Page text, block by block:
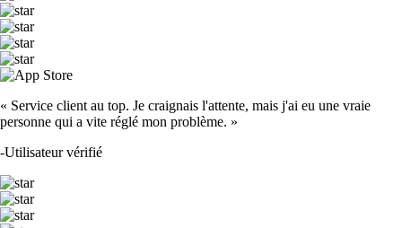
« Service client au top. Je craignais l'attente, mais j'ai eu une vraie
personne qui a vite réglé mon problème. »
-Utilisateur vérifié